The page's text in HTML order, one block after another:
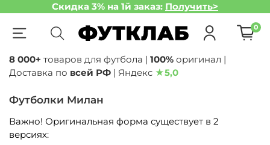
Скидка 3% на 1й заказ: Получить>
0
8 000+ товаров для футбола | 100% оригинал |
Доставка по всей РФ | Яндекс ★5,0
Футболки Милан
Важно! Оригинальная форма существует в 2
версиях: